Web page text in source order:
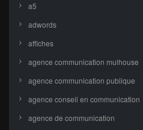
a5
adwords
affiches
agence communication mulhouse
agence communication publique
agence conseil en communication
agence de communication